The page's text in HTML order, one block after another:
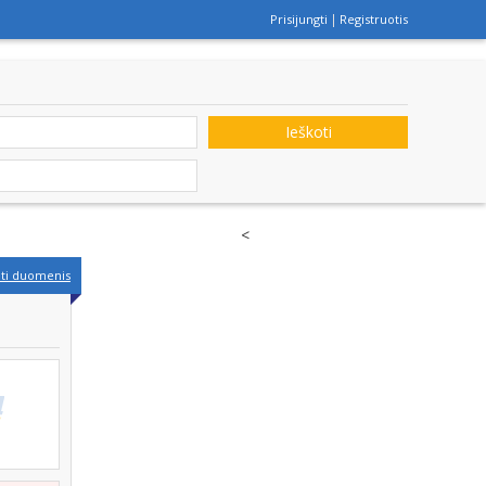
Prisijungti Registruotis
Ieškoti
duomenis
<